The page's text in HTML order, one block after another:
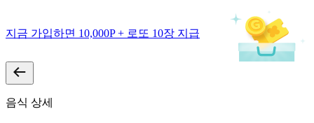
지금 가입하면 10,000P + 로또 10장 지급
음식 상세